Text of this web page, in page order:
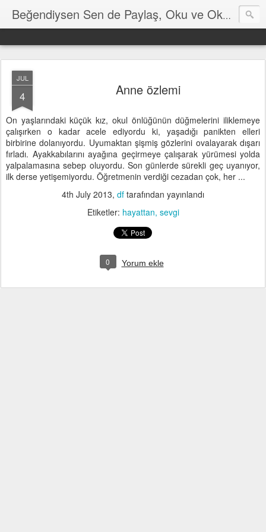
Beğendiysen Sen de Paylaş, Oku ve Okut
JUL
4 Anne özlemi
On yaşlarındaki küçük kız, okul önlüğünün düğmelerini iliklemeye
çalışırken o kadar acele ediyordu ki, yaşadığı panikten elleri
birbirine dolanıyordu. Uyumaktan şişmiş gözlerini ovalayarak dışarı
fırladı. Ayakkabılarını ayağına geçirmeye çalışarak yürümesi yolda
yalpalamasına sebep oluyordu. Son günlerde sürekli geç uyanıyor,
ilk derse yetişemiyordu. Öğretmenin verdiği cezadan çok, her ...
4th July 2013, df tarafından yayınlandı
Etiketler: hayattan sevgi
0 Yorum ekle